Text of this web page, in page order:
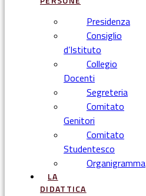
Presidenza
Consiglio
d’Istituto
Collegio
Docenti
Segreteria
Comitato
Genitori
Comitato
Studentesco
Organigramma
LA
DIDATTICA